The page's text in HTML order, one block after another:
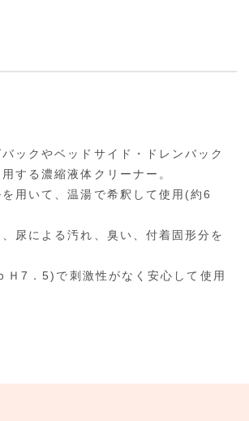
ックやベッドサイド・ドレンバック
する濃縮液体クリーナー。
用いて、温湯で希釈して使用(約6
尿による汚れ、臭い、付着固形分を
Ｈ7．5)で刺激性がなく安心して使用